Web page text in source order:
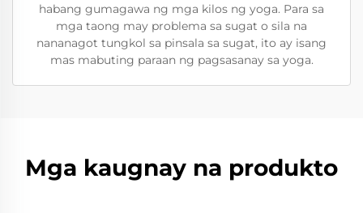
habang gumagawa ng mga kilos ng yoga. Para sa
mga taong may problema sa sugat o sila na
nananagot tungkol sa pinsala sa sugat, ito ay isang
mas mabuting paraan ng pagsasanay sa yoga.
Mga kaugnay na produkto